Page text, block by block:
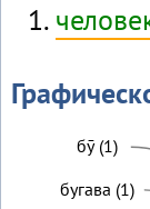
бӯ (1)
бугава (1)